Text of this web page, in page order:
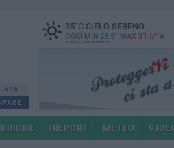
35°CCIELO SERENO
OGGI MIN 23.5° MAX 31.5° A
GIOVINAZZO
IREPORT METEO